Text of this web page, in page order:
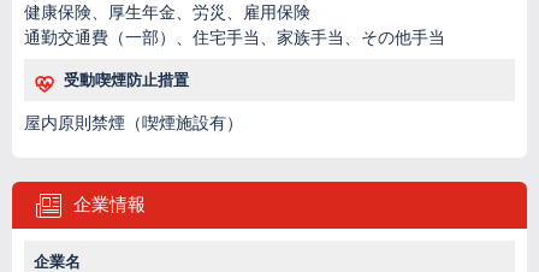
健康保険、厚生年金、労災、雇用保険
通勤交通費（一部）、住宅手当、家族手当、その他手当
受動喫煙防止措置
屋内原則禁煙（喫煙施設有）
企業情報
企業名